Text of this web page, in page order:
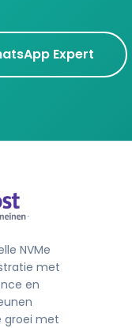
Expert
NVMe
met
en
groei met